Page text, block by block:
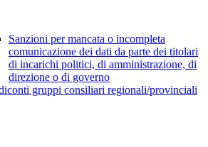
Sanzioni per mancata o incompleta
comunicazione dei dati da parte dei titolari
di incarichi politici, di amministrazione, di
direzione o di governo
gruppi consiliari regionali/provinciali